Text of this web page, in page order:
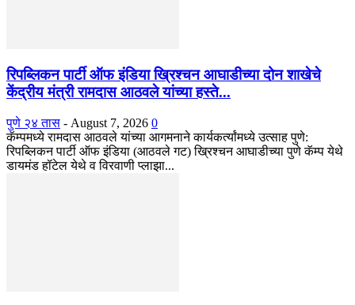
रिपब्लिकन पार्टी ऑफ इंडिया ख्रिश्चन आघाडीच्या दोन शाखेचे
केंद्रीय मंत्री रामदास आठवले यांच्या हस्ते...
पुणे २४ तास - August 7, 2026 0
कॅम्पमध्ये रामदास आठवले यांच्या आगमनाने कार्यकर्त्यांमध्ये उत्साह पुणे:
रिपब्लिकन पार्टी ऑफ इंडिया (आठवले गट) ख्रिश्चन आघाडीच्या पुणे कॅम्प येथे
डायमंड हॉटेल येथे व विरवाणी प्लाझा...